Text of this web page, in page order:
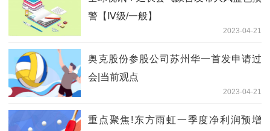
警【Ⅳ级/一般】
2023-04-21
奥克股份参股公司苏州华一首发申请过
会|当前观点
2023-04-21
重点聚焦!东方雨虹一季度净利润预增